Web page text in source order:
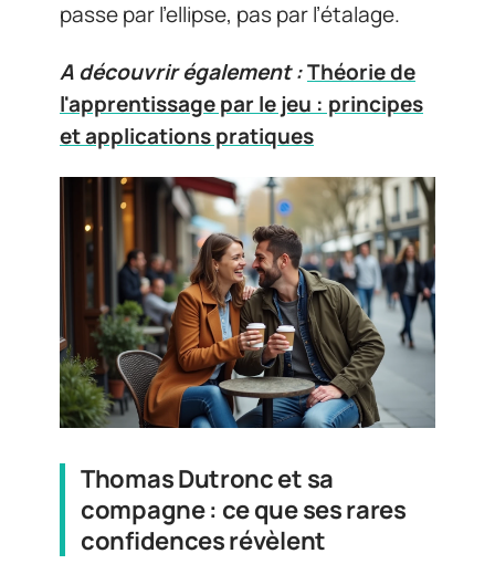
passe par l’ellipse, pas par l’étalage.
A découvrir également :Théorie de
l'apprentissage par le jeu : principes
et applications pratiques
Thomas Dutronc et sa
compagne : ce que ses rares
confidences révèlent